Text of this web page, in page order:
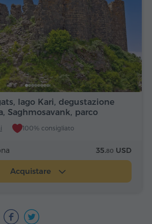
lago Kari, degustazione
Saghmosavank, parco
100% consigliato
35.80 USD
Acquistare